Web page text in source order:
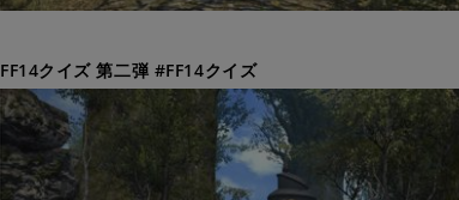
FF14クイズ 第二弾 #FF14クイズ